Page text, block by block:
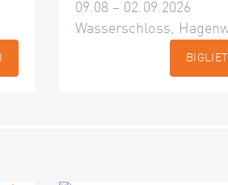
09.08 – 02.09.2026
Wasserschloss,